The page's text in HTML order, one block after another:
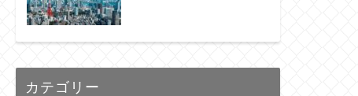
カテゴリー